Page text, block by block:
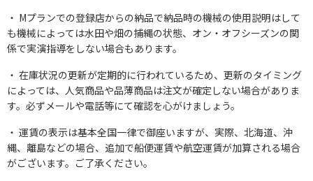
Mプランでの登録店からの納品で納品時の機械の使用説明はして
も機械によっては水田や畑の捕縄の状態、オン・オフシーズンの関
係で実演指導をしない場合もあります。
在庫状況の更新が定期的に行われているため、更新のタイミング
によっては、人気商品や品薄商品は注文が確定しない場合がありま
す。必ずメールや電話等にて確認を心がけましょう。
運賃の表示は基本全国一律で御座いますが、実際、北海道、沖
縄、離島などの場合、追加で船便運賃や航空運賃が加算される場合
がございます。ご了承ください。